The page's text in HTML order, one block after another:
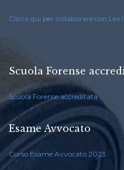
Clicca qui per collaborare con Lex
Scuola Forense
Scuola Forense accreditata
Esame Avvocato
Corso Esame Avvocato 2023